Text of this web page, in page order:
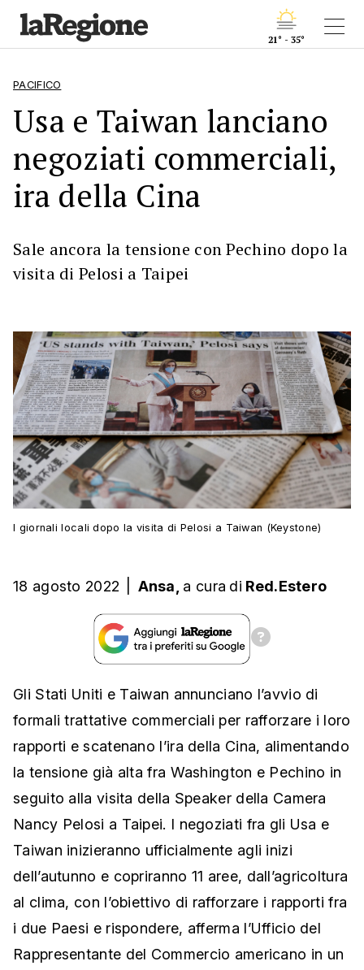
21° - 35°
PACIFICO
Usa e Taiwan lanciano
negoziati commerciali,
ira della Cina
Sale ancora la tensione con Pechino dopo la
visita di Pelosi a Taipei
I giornali locali dopo la visita di Pelosi a Taiwan (Keystone)
18 agosto 2022 Ansa, a cura di Red.Estero
Gli Stati Uniti e Taiwan annunciano l’avvio di
formali trattative commerciali per rafforzare i loro
rapporti e scatenano l’ira della Cina, alimentando
la tensione già alta fra Washington e Pechino in
seguito alla visita della Speaker della Camera
Nancy Pelosi a Taipei. I negoziati fra gli Usa e
Taiwan inizieranno ufficialmente agli inizi
dell’autunno e copriranno 11 aree, dall’agricoltura
al clima, con l’obiettivo di rafforzare i rapporti fra
i due Paesi e rispondere, afferma l’Ufficio del
Rappresentante del Commercio americano in un